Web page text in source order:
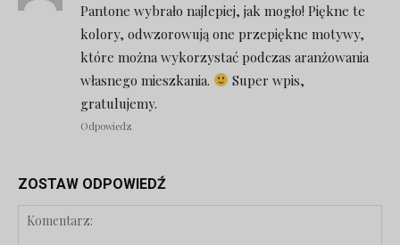
Pantone wybrało najlepiej, jak mogło! Piękne te
kolory, odwzorowują one przepiękne motywy,
które można wykorzystać podczas aranżowania
własnego mieszkania.
Super wpis,
gratulujemy.
Odpowiedz
ZOSTAW ODPOWIEDŹ